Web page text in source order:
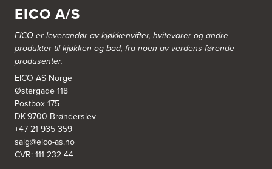
Tel.:57-633463
Bekkestua kjøkkenstudio as
Gamle Ringeriksvei 32
1357 Bekkestua
Tel.:99228877
Bergen Kjøkkensenter A/S
Hellevegen 228
5039 Bergen
Tel.:55-395060
EICO A/S
EICO er leverandør av kjøkkenvifter, hvitevarer og andre
produkter til kjøkken og bad, fra noen av verdens førende
produsenter.
EICO AS Norge
Østergade 118
Postbox 175
DK-9700 Brønderslev
+47 21 935 359
salg@eico-as.no
CVR: 111 232 44